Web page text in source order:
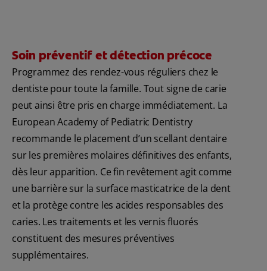
Soin préventif et détection précoce
Programmez des rendez-vous réguliers chez le
dentiste pour toute la famille. Tout signe de carie
peut ainsi être pris en charge immédiatement. La
European Academy of Pediatric Dentistry
recommande le placement d’un scellant dentaire
sur les premières molaires définitives des enfants,
dès leur apparition. Ce fin revêtement agit comme
une barrière sur la surface masticatrice de la dent
et la protège contre les acides responsables des
caries. Les traitements et les vernis fluorés
constituent des mesures préventives
supplémentaires.